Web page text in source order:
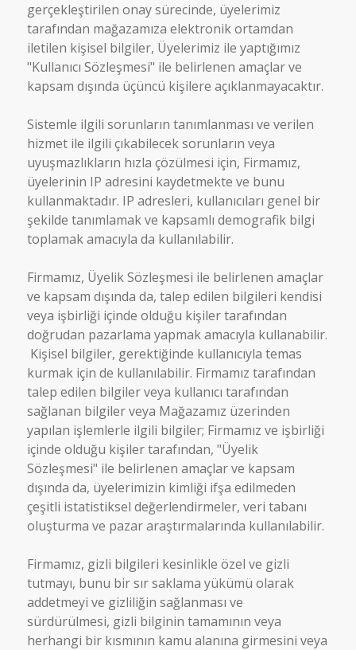
gerçekleştirilen onay sürecinde, üyelerimiz
tarafından mağazamıza elektronik ortamdan
iletilen kişisel bilgiler, Üyelerimiz ile yaptığımız
"Kullanıcı Sözleşmesi" ile belirlenen amaçlar ve
kapsam dışında üçüncü kişilere açıklanmayacaktır.
Sistemle ilgili sorunların tanımlanması ve verilen
hizmet ile ilgili çıkabilecek sorunların veya
uyuşmazlıkların hızla çözülmesi için, Firmamız,
üyelerinin IP adresini kaydetmekte ve bunu
kullanmaktadır. IP adresleri, kullanıcıları genel bir
şekilde tanımlamak ve kapsamlı demografik bilgi
toplamak amacıyla da kullanılabilir.
Firmamız, Üyelik Sözleşmesi ile belirlenen amaçlar
ve kapsam dışında da, talep edilen bilgileri kendisi
veya işbirliği içinde olduğu kişiler tarafından
doğrudan pazarlama yapmak amacıyla kullanabilir.
Kişisel bilgiler, gerektiğinde kullanıcıyla temas
kurmak için de kullanılabilir. Firmamız tarafından
talep edilen bilgiler veya kullanıcı tarafından
sağlanan bilgiler veya Mağazamız üzerinden
yapılan işlemlerle ilgili bilgiler; Firmamız ve işbirliği
içinde olduğu kişiler tarafından, "Üyelik
Sözleşmesi" ile belirlenen amaçlar ve kapsam
dışında da, üyelerimizin kimliği ifşa edilmeden
çeşitli istatistiksel değerlendirmeler, veri tabanı
oluşturma ve pazar araştırmalarında kullanılabilir.
Firmamız, gizli bilgileri kesinlikle özel ve gizli
tutmayı, bunu bir sır saklama yükümü olarak
addetmeyi ve gizliliğin sağlanması ve
sürdürülmesi, gizli bilginin tamamının veya
herhangi bir kısmının kamu alanına girmesini veya